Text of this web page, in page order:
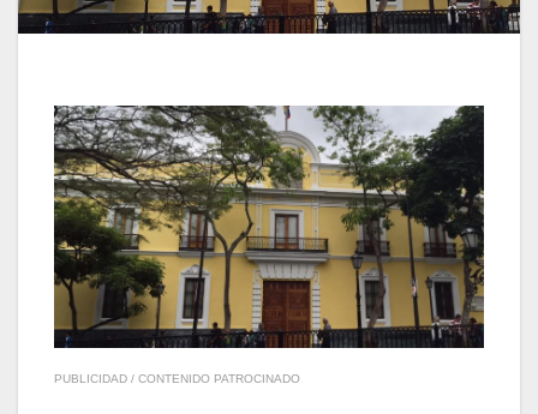
PUBLICIDAD / CONTENIDO PATROCINADO